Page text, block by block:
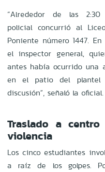
“Alrededor de las 2:30
policial concurrió al
Poniente número 1447.
el inspector general,
antes había ocurrido una
en el patio del plantel
discusión”, señaló la oficial.
Traslado a
violencia
Los cinco estudiantes
a raíz de los golpes.